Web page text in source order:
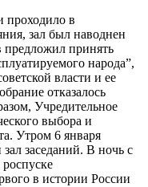
проходило в
зал был наводнен
принять
народа”,
власти и ее
отказалось
Учредительное
выбора и
Утром 6 января
заседаний. В ночь с
в истории России